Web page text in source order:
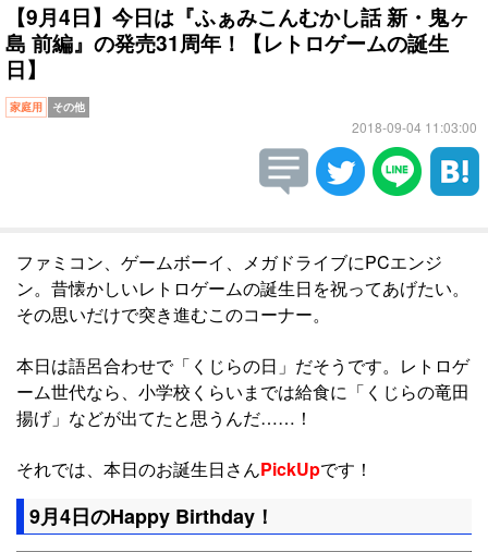
【9月4日】今日は『ふぁみこんむかし話 新・鬼ヶ
島 前編』の発売31周年！【レトロゲームの誕生
日】
家庭用 その他
2018-09-04 11:03:00
ファミコン、ゲームボーイ、メガドライブにPCエンジ
ン。昔懐かしいレトロゲームの誕生日を祝ってあげたい。
その思いだけで突き進むこのコーナー。
本日は語呂合わせで「くじらの日」だそうです。レトロゲ
ーム世代なら、小学校くらいまでは給食に「くじらの竜田
揚げ」などが出てたと思うんだ……！
それでは、本日のお誕生日さんPickUpです！
9月4日のHappy Birthday！